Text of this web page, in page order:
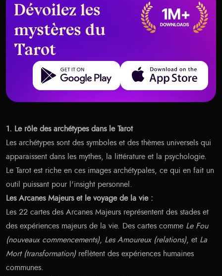
Dévoilez les
mystères du
Tarot
Get it on Google Play Download on the App Store
1. Le rôle des archétypes dans le Tarot
Les archétypes sont des symboles et des thèmes universels qui
apparaissent dans les mythes, la littérature et la psychologie.
Le Tarot est riche en ces images archétypales, ce qui en fait un
outil puissant pour l'insight personnel.
Les Arcanes Majeurs et le voyage de la vie :
Les 22 cartes des Arcanes Majeurs représentent des stades et
des expériences majeurs de la vie. Des cartes comme Le Fou
(nouveaux commencements), Les Amoureux (relations), et La
Mort (transformation)reflètent des expériences humaines
communes.